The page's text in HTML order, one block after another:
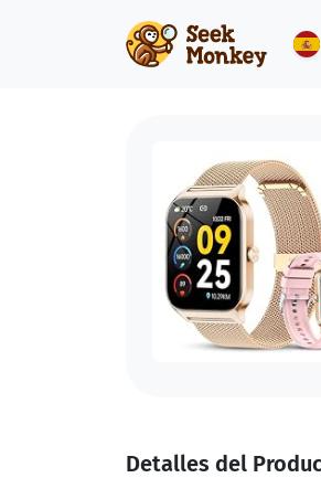
Detalles del